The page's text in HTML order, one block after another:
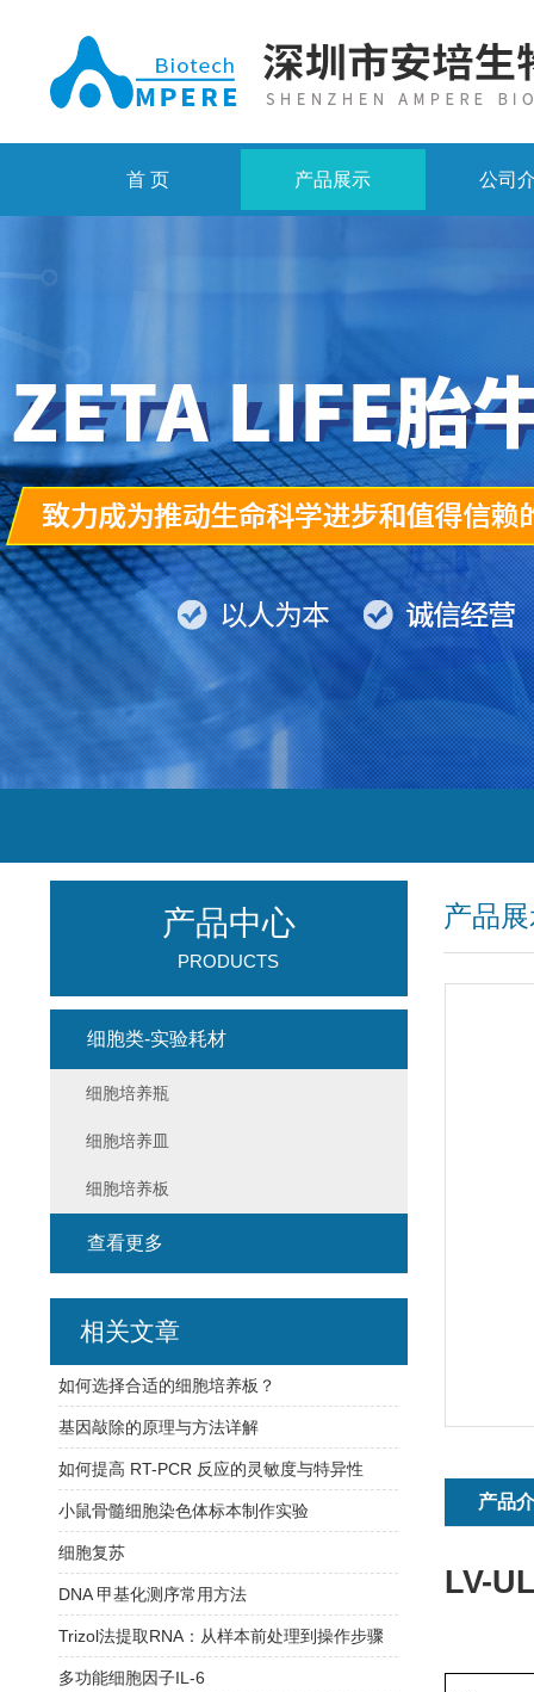
首 页 产品展示 公司
产品
产品
LV-
产品中心
PRODUCTS
细胞类-实验耗材
细胞培养瓶
细胞培养皿
细胞培养板
查看更多
相关文章
如何选择合适的细胞培养板？
基因敲除的原理与方法详解
如何提高 RT-PCR 反应的灵敏度与特异性
小鼠骨髓细胞染色体标本制作实验
细胞复苏
DNA 甲基化测序常用方法
Trizol法提取RNA：从样本前处理到操作步骤
多功能细胞因子IL-6